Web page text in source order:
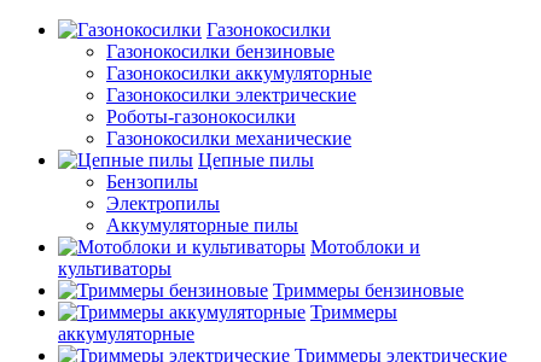
Газонокосилки
Газонокосилки бензиновые
Газонокосилки аккумуляторные
Газонокосилки электрические
Роботы-газонокосилки
Газонокосилки механические
Цепные пилы
Бензопилы
Электропилы
Аккумуляторные пилы
Мотоблоки и
культиваторы
Триммеры бензиновые
Триммеры
аккумуляторные
Триммеры электрические